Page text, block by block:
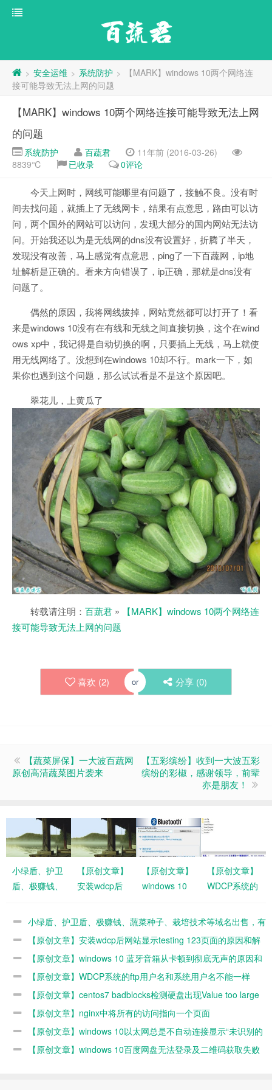
百蔬君
> 安全运维 > 系统防护 >
【MARK】windows 10两个网络连
接可能导致无法上网的问题
【MARK】windows 10两个网络连接可能导致无法上网
的问题
系统防护 百蔬君
11年前 (2016-03-26)
8839℃
已收录 0评论
今天上网时，网线可能哪里有问题了，接触不良。没有时
间去找问题，就插上了无线网卡，结果有点意思，路由可以访
问，两个国外的网站可以访问，发现大部分的国内网站无法访
问。开始我还以为是无线网的dns没有设置好，折腾了半天，
发现没有改善，马上感觉有点意思，ping了一下百蔬网，ip地
址解析是正确的。看来方向错误了，ip正确，那就是dns没有
问题了。
偶然的原因，我将网线拔掉，网站竟然都可以打开了！看
来是windows 10没有在有线和无线之间直接切换，这个在wind
ows xp中，我记得是自动切换的啊，只要插上无线，马上就使
用无线网络了。没想到在windows 10却不行。mark一下，如
果你也遇到这个问题，那么试试看是不是这个原因吧。
翠花儿，上黄瓜了
转载请注明： 百蔬君 »
【MARK】windows 10两个网络连
接可能导致无法上网的问题
喜欢 (2) or 分享 (0)
【蔬菜屏保】一大波百蔬网
原创高清蔬菜图片袭来
【五彩缤纷】收到一大波五彩
缤纷的彩椒，感谢领导，前辈
亦是朋友！
小绿盾、护卫
盾、极赚钱、
培技术等域名
请联系
【原创文章】
安装wdcp后
testing 123页
决办法
【原创文章】
windows 10
顿到彻底无声
办法
【原创文章】
WDCP系统的
统用户名不能
小绿盾、护卫盾、极赚钱、蔬菜种子、栽培技术等域名出售，有
想法请联系【原创文章】安装wdcp后网站显示testing 123页面的原因和解
决办法【原创文章】windows 10 蓝牙音箱从卡顿到彻底无声的原因和
解决办法【原创文章】WDCP系统的ftp用户名和系统用户名不能一样
【原创文章】centos7 badblocks检测硬盘出现Value too large
for defined data type错误的原因和解决办法
【原创文章】nginx中将所有的访问指向一个页面
【原创文章】windows 10以太网总是不自动连接显示“未识别的
网络”的解决办法
【原创文章】windows 10百度网盘无法登录及二维码获取失败